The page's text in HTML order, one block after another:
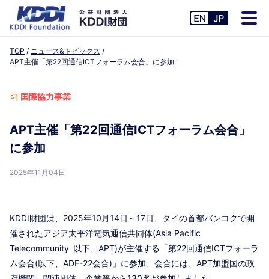
TOP
ニュース&トピックス
APT主催「第22回通信ICTフォーラム会合」に参加
国際協力事業
APT主催「第22回通信ICTフォーラム会合」
に参加
2025年11月04日
KDDI財団は、2025年10月14日～17日
、タイの首都バンコクで開
催されたアジア太平洋電気通信共同体(Asia Pacific
Telecommunity 以下、APT)が主催する「第22回通信ICTフォーラ
ム会合(以下、ADF-22会合)」に参加、会合には、 APT加盟国の政